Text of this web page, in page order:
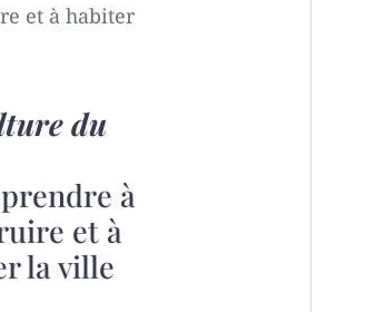
du
à
et à
la ville